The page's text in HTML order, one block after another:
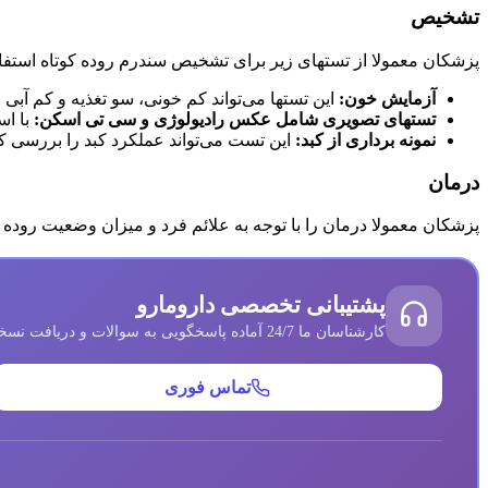
تشخیص
پزشکان معمولا از تستهای زیر برای تشخیص سندرم روده کوتاه
آزمایش خون: این تستها می‌تواند کم خونی، سو تغذیه و کم
تستهای تصویری شامل عکس رادیولوژی و سی تی اسکن: با
نمونه برداری از کبد: این تست می‌تواند عملکرد کبد را بررسی
درمان
پزشکان معمولا درمان را با توجه به علائم فرد و میزان وضعیت
پشتیبانی تخصصی دارومارو
کارشناسان ما 24/7 آماده پاسخگویی به سوالات و دریافت نسخه‌های شما هستند
تماس فوری